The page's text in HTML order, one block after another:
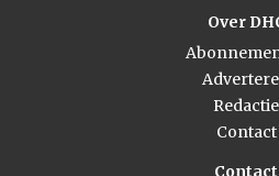
Over
Redactie
Contact
Contact